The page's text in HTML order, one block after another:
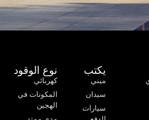
يكتب
ميني
سيدان
سيارات
نوع الوقود
كهربائي
المكونات في
الهجين